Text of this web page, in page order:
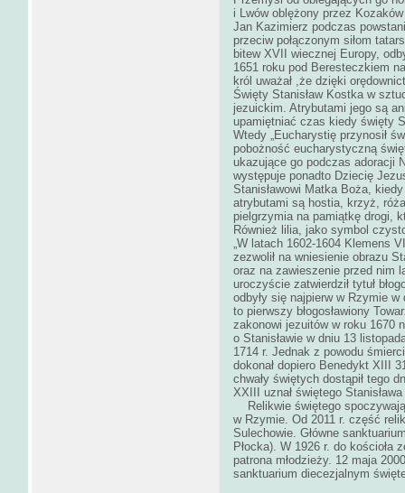
i Lwów oblężony przez
Jan Kazimierz podczas
przeciw połączonym siłom
bitew XVII wiecznej Europy,
1651 roku pod Beresteczkiem
król uważał ,że dzięki
Święty Stanisław Kostka w
jezuickim. Atrybutami jego są
upamiętniać czas kiedy święty
Wtedy „Eucharystię przynosił
pobożność eucharystyczną
ukazujące go podczas adoracji
występuje ponadto Dziecię
Stanisławowi Matka Boża,
atrybutami są hostia, krzyż,
pielgrzymia na pamiątkę drogi,
Również lilia, jako symbol
„W latach 1602-1604 Klemens
zezwolił na wniesienie obrazu
oraz na zawieszenie przed nim
uroczyście zatwierdził tytuł
odbyły się najpierw w Rzymie
to pierwszy błogosławiony
zakonowi jezuitów w roku 1670
o Stanisławie w dniu 13
1714 r. Jednak z powodu
dokonał dopiero Benedykt XIII
chwały świętych dostąpił tego
XXIII uznał świętego
Relikwie świętego
w Rzymie. Od 2011 r. część
Sulechowie. Główne
Płocka). W 1926 r. do kościoła
patrona młodzieży. 12 maja
sanktuarium diecezjalnym